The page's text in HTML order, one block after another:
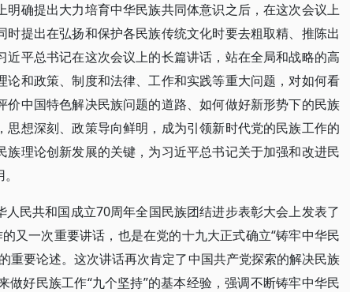
确提出大力培育中华民族共同体意识之后，在这次会议上
提出在弘扬和保护各民族传统文化时要去粗取精、推陈出
平总书记在这次会议上的长篇讲话，站在全局和战略的高
和政策、制度和法律、工作和实践等重大问题，对如何看
中国特色解决民族问题的道路、如何做好新形势下的民族
想深刻、政策导向鲜明，成为引领新时代党的民族工作的
理论创新发展的关键，为习近平总书记关于加强和改进民
民共和国成立70周年全国民族团结进步表彰大会上发表了
又一次重要讲话，也是在党的十九大正式确立“铸牢中华民
重要论述。这次讲话再次肯定了中国共产党探索的解决民族
好民族工作“九个坚持”的基本经验，强调不断铸牢中华民